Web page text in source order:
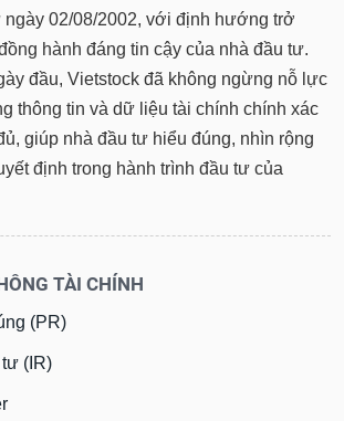
ngày 02/08/2002, với định hướng trở
hành đáng tin cậy của nhà đầu tư.
đầu, Vietstock đã không ngừng nỗ lực
thông tin và dữ liệu tài chính chính xác
giúp nhà đầu tư hiểu đúng, nhìn rộng
định trong hành trình đầu tư của
TÀI CHÍNH
(PR)
(IR)